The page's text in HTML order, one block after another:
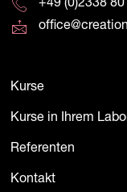
+49 (0)2338
Kurse
Kurse in Ihrem
Referenten
Kontakt